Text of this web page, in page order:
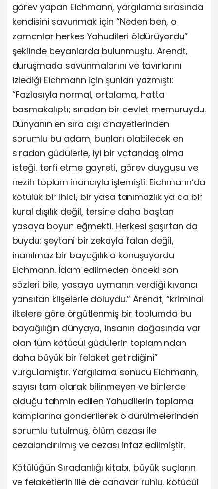
görev yapan Eichmann, yargılama sırasında
kendisini savunmak için “Neden ben, o
zamanlar herkes Yahudileri öldürüyordu”
şeklinde beyanlarda bulunmuştu. Arendt,
duruşmada savunmalarını ve tavırlarını
izlediği Eichmann için şunları yazmıştı:
“Fazlasıyla normal, ortalama, hatta
basmakalıptı; sıradan bir devlet memuruydu.
Dünyanın en sıra dışı cinayetlerinden
sorumlu bu adam, bunları olabilecek en
sıradan güdülerle, iyi bir vatandaş olma
isteği, terfi etme gayreti, görev duygusu ve
nezih toplum inancıyla işlemişti. Eichmann’da
kötülük bir ihlal, bir yasa tanımazlık ya da bir
kural dışılık değil, tersine daha baştan
yasaya boyun eğmekti. Herkesi şaşırtan da
buydu: şeytani bir zekayla falan değil,
inanılmaz bir bayağılıkla konuşuyordu
Eichmann. İdam edilmeden önceki son
sözleri bile, yasaya uymanın verdiği kıvancı
yansıtan klişelerle doluydu.” Arendt, “kriminal
ilkelere göre örgütlenmiş bir toplumda bu
bayağılığın dünyaya, insanın doğasında var
olan tüm kötücül güdülerin toplamından
daha büyük bir felaket getirdiğini”
vurgulamıştır. Yargılama sonucu Eichmann,
sayısı tam olarak bilinmeyen ve binlerce
olduğu tahmin edilen Yahudilerin toplama
kamplarına gönderilerek öldürülmelerinden
sorumlu tutulmuş, ölüm cezası ile
cezalandırılmış ve cezası infaz edilmiştir.
Kötülüğün Sıradanlığı kitabı, büyük suçların
ve felaketlerin ille de canavar ruhlu, kötücül